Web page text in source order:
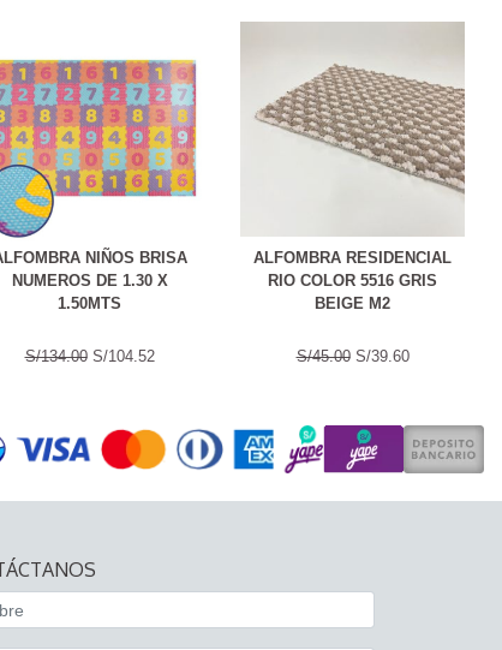
NIÑOS BRISA
NUMEROS DE 1.30 X
1.50MTS
S/134.00S/104.52
ALFOMBRA RESIDENCIAL
RIO COLOR 5516 GRIS
BEIGE M2
S/45.00S/39.60